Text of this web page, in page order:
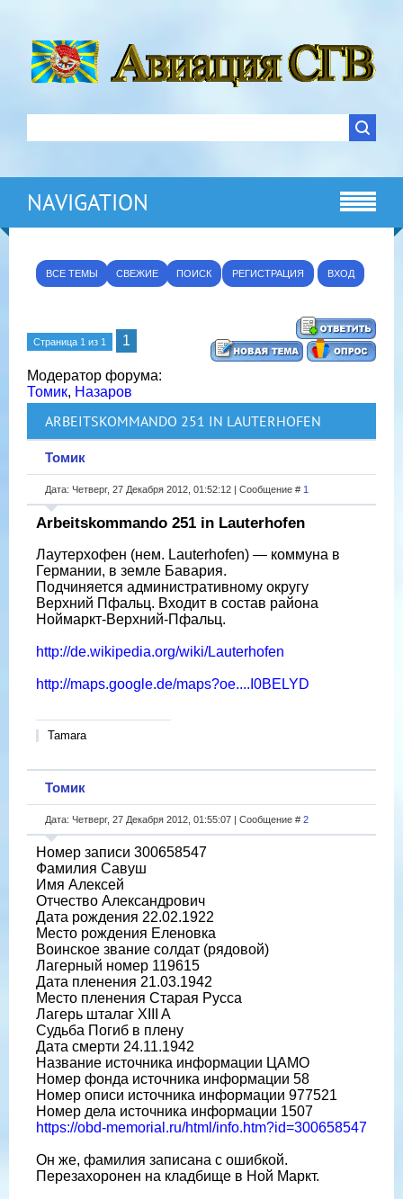
NAVIGATION
ВСЕ ТЕМЫ СВЕЖИЕ ПОИСК РЕГИСТРАЦИЯ ВХОД
Страница 1 из 1 1
Модератор форума:
Томик, Назаров
ARBEITSKOMMANDO 251 IN LAUTERHOFEN
Томик
Дата: Четверг, 27 Декабря 2012, 01:52:12 | Сообщение # 1
Arbeitskommando 251 in Lauterhofen
Лаутерхофен (нем. Lauterhofen) — коммуна в
Германии, в земле Бавария.
Подчиняется административному округу
Верхний Пфальц. Входит в состав района
Ноймаркт-Верхний-Пфальц.
http://de.wikipedia.org/wiki/Lauterhofen
http://maps.google.de/maps?oe....I0BELYD
Tamara
Томик
Дата: Четверг, 27 Декабря 2012, 01:55:07 | Сообщение # 2
Номер записи 300658547
Фамилия Савуш
Имя Алексей
Отчество Александрович
Дата рождения 22.02.1922
Место рождения Еленовка
Воинское звание солдат (рядовой)
Лагерный номер 119615
Дата пленения 21.03.1942
Место пленения Старая Русса
Лагерь шталаг XIII A
Судьба Погиб в плену
Дата смерти 24.11.1942
Название источника информации ЦАМО
Номер фонда источника информации 58
Номер описи источника информации 977521
Номер дела источника информации 1507
https://obd-memorial.ru/html/info.htm?id=300658547
Он же, фамилия записана с ошибкой.
Перезахоронен на кладбище в Ной Маркт.